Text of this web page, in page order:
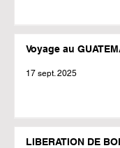
Voyage au
17 sept. 2025
LIBERATION DE